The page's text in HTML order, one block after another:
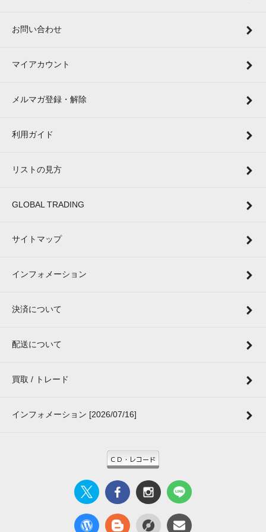
お問い合わせ
マイアカウント
メルマガ登録・解除
利用ガイド
リストの見方
GLOBAL TRADING
サイトマップ
インフォメーション
決済について
配送について
買取 / トレード
インフォメーション [2026/07/16]